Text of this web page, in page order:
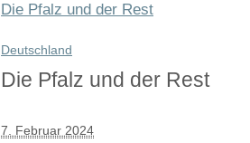
Die Pfalz und der Rest
Deutschland
Die Pfalz und der Rest
7. Februar 2024